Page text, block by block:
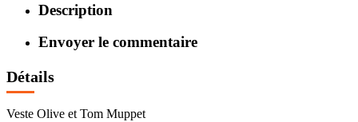
Description
Envoyer le commentaire
Détails
Veste Olive et Tom Muppet